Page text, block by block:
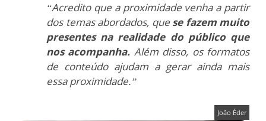
“Acredito que a proximidade venha a partir
dos temas abordados, que se fazem muito
presentes na realidade do público que
nos acompanha. Além disso, os formatos
de conteúdo ajudam a gerar ainda mais
essa proximidade.”
João Éder